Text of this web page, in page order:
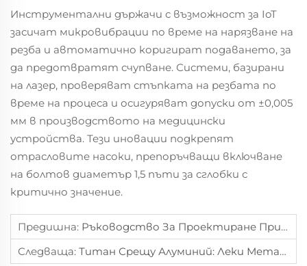
Инструментални държачи с възможност за IoT
засичат микровибрации по време на нарязване на
резба и автоматично коригират подаването, за
да предотвратят счупване. Системи, базирани
на лазер, проверяват стъпката на резбата по
време на процеса и осигуряват допуски от ±0,005
мм в производството на медицински
устройства. Тези иновации подкрепят
отрасловите насоки, препоръчващи включване
на болтов диаметър 1,5 пъти за сглобки с
критично значение.
Предишна: Ръководство За Проектиране При Изработване На Ламарини: Изчерпателно Ръководство
Следваща: Титан Срещу Алуминий: Леки Метали, Подходящи За Вашия Проект